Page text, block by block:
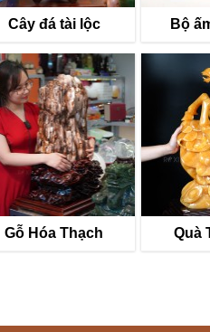
Cây đá tài lộc Bộ
Gỗ Hóa Thạch Quà